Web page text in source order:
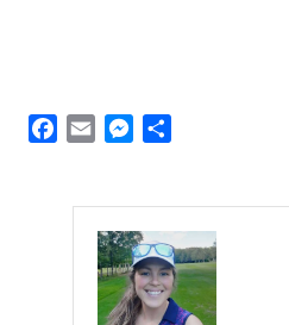
Facebook
Email Messenger